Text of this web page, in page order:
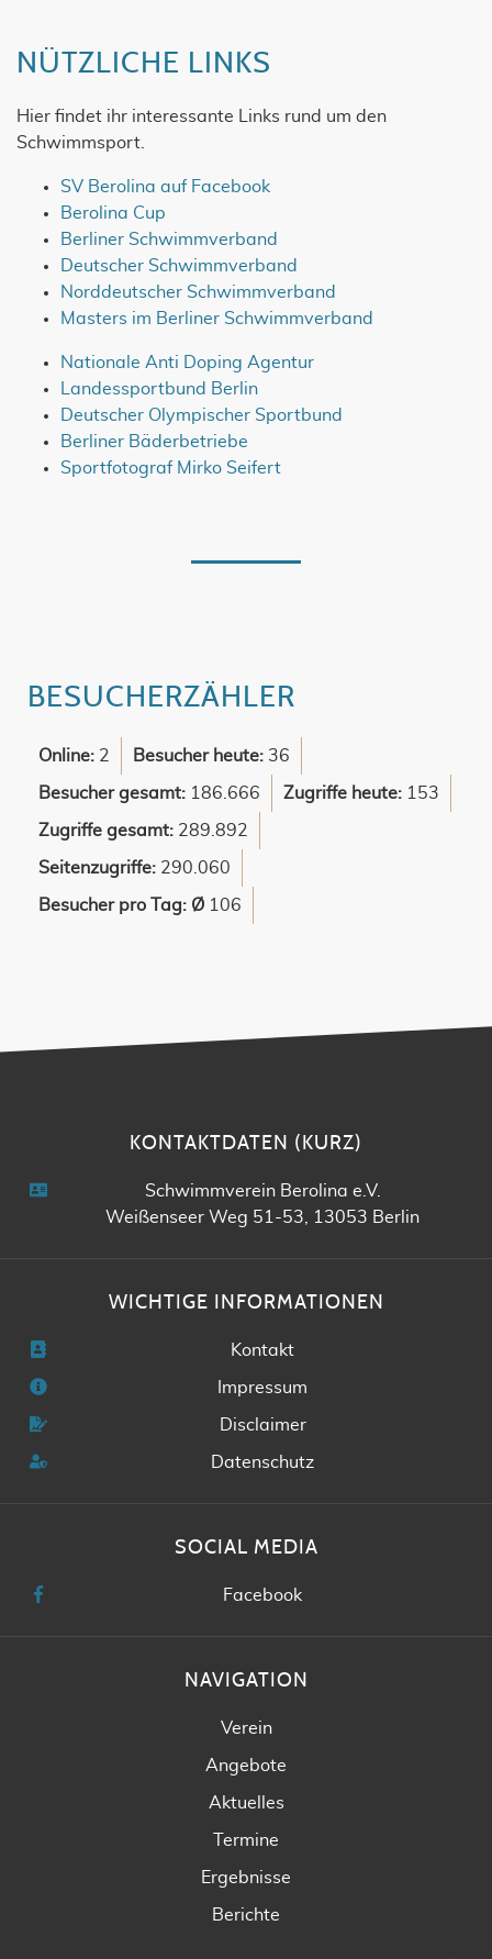
NÜTZLICHE LINKS
Hier findet ihr interessante Links rund um den
Schwimmsport.
SV Berolina auf Facebook
Berolina Cup
Berliner Schwimmverband
Deutscher Schwimmverband
Norddeutscher Schwimmverband
Masters im Berliner Schwimmverband
Nationale Anti Doping Agentur
Landessportbund Berlin
Deutscher Olympischer Sportbund
Berliner Bäderbetriebe
Sportfotograf Mirko Seifert
BESUCHERZÄHLER
Online: 2 Besucher heute: 36
Besucher gesamt: 186.666 Zugriffe heute: 153
Zugriffe gesamt: 289.892
Seitenzugriffe: 290.060
Besucher pro Tag: Ø 106
KONTAKTDATEN (KURZ)
Schwimmverein Berolina e.V.
Weißenseer Weg 51-53, 13053 Berlin
WICHTIGE INFORMATIONEN
Kontakt
Impressum
Disclaimer
Datenschutz
SOCIAL MEDIA
Facebook
NAVIGATION
Verein
Angebote
Aktuelles
Termine
Ergebnisse
Berichte